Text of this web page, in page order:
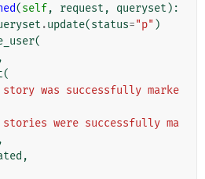
(self, request , queryset ):
.update(status="p" )
(
,
(
story was successfully marke
stories were successfully ma
,
,